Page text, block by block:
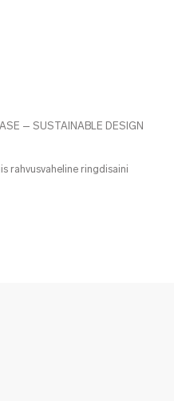
– SUSTAINABLE DESIGN
rahvusvaheline ringdisaini